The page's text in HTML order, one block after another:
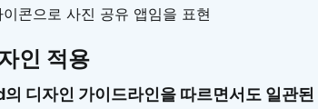
콘으로 사진 공유 앱임을 표현
인 적용
디자인 가이드라인을 따르면서도 일관